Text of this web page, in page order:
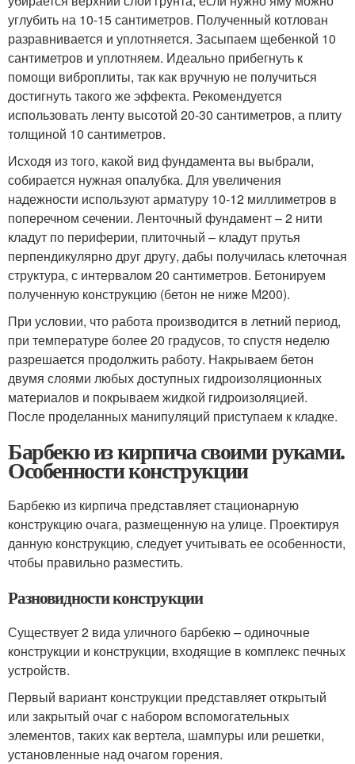
углубить на 10-15 сантиметров. Полученный котлован
разравнивается и уплотняется. Засыпаем щебенкой 10
сантиметров и уплотняем. Идеально прибегнуть к
помощи виброплиты, так как вручную не получиться
достигнуть такого же эффекта. Рекомендуется
использовать ленту высотой 20-30 сантиметров, а плиту
толщиной 10 сантиметров.
Исходя из того, какой вид фундамента вы выбрали,
собирается нужная опалубка. Для увеличения
надежности используют арматуру 10-12 миллиметров в
поперечном сечении. Ленточный фундамент – 2 нити
кладут по периферии, плиточный – кладут прутья
перпендикулярно друг другу, дабы получилась клеточная
структура, с интервалом 20 сантиметров. Бетонируем
полученную конструкцию (бетон не ниже М200).
При условии, что работа производится в летний период,
при температуре более 20 градусов, то спустя неделю
разрешается продолжить работу. Накрываем бетон
двумя слоями любых доступных гидроизоляционных
материалов и покрываем жидкой гидроизоляцией.
После проделанных манипуляций приступаем к кладке.
Барбекю из кирпича своими руками.
Особенности конструкции
Барбекю из кирпича представляет стационарную
конструкцию очага, размещенную на улице. Проектируя
данную конструкцию, следует учитывать ее особенности,
чтобы правильно разместить.
Разновидности конструкции
Существует 2 вида уличного барбекю – одиночные
конструкции и конструкции, входящие в комплекс печных
устройств.
Первый вариант конструкции представляет открытый
или закрытый очаг с набором вспомогательных
элементов, таких как вертела, шампуры или решетки,
установленные над очагом горения.